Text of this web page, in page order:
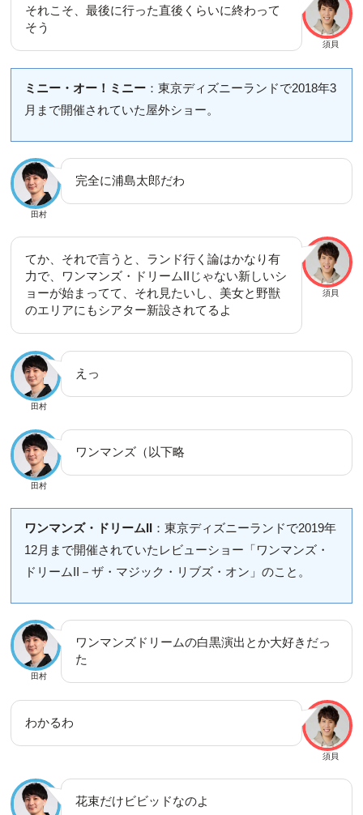
須貝
それこそ、最後に行った直後くらいに終わって
そう
ミニー・オー！ミニー：東京ディズニーランドで2018年3
月まで開催されていた屋外ショー。
田村
完全に浦島太郎だわ
須貝
てか、それで言うと、ランド行く論はかなり有
力で、ワンマンズ・ドリームIIじゃない新しいシ
ョーが始まってて、それ見たいし、美女と野獣
のエリアにもシアター新設されてるよ
田村
えっ
田村
ワンマンズ（以下略
ワンマンズ・ドリームII：東京ディズニーランドで2019年
12月まで開催されていたレビューショー「ワンマンズ・
ドリームII－ザ・マジック・リブズ・オン」のこと。
田村
ワンマンズドリームの白黒演出とか大好きだっ
た
須貝
わかるわ
花束だけビビッドなのよ